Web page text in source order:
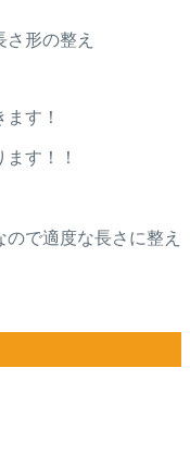
形の整え
す！
す！！
で適度な長さに整え